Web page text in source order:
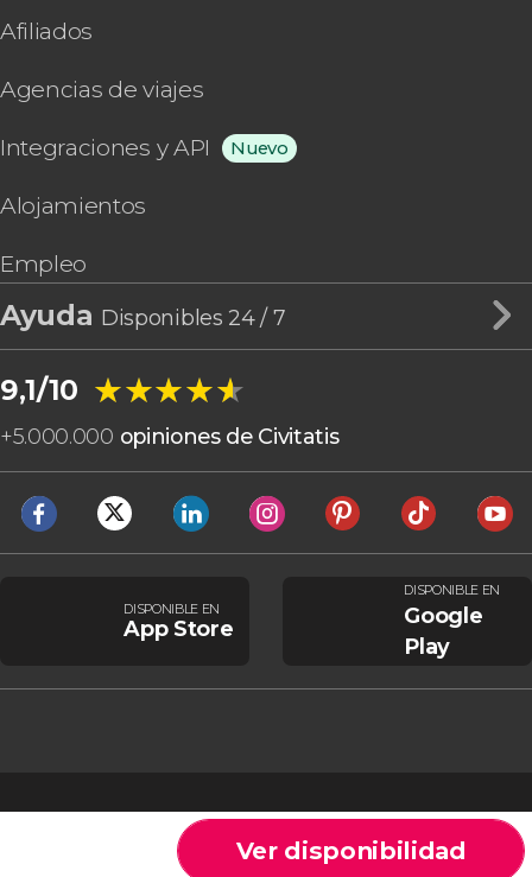
Ver disponibilidad
Afiliados
Agencias de viajes
Integraciones y API Nuevo
Alojamientos
Empleo
Ayuda Disponibles 24 / 7
9,1/10 ★★★★★
★★★★★
+5.000.000 opiniones de Civitatis
DISPONIBLE EN
App Store
DISPONIBLE EN
Google
Play
Condiciones generales Aviso legal Política de privacidad Cookies